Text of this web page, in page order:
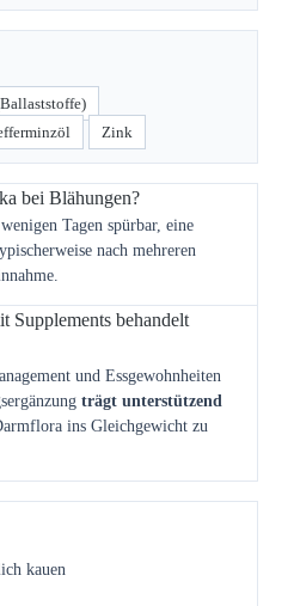
Zink
bei Blähungen?
Tagen spürbar, eine
nach mehreren
Supplements behandelt
und Essgewohnheiten
trägt unterstützend
ins Gleichgewicht zu
kauen